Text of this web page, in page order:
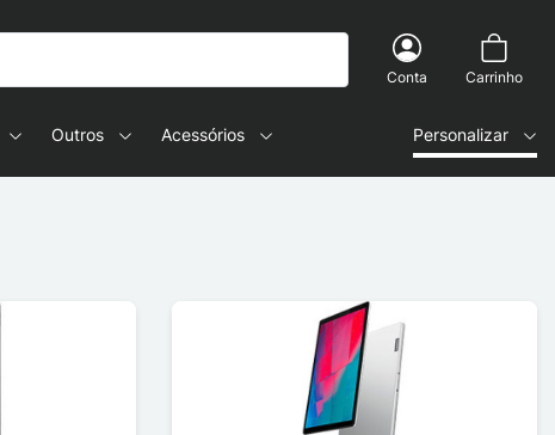
Conta Carrinho
Outros Acessórios Personalizar